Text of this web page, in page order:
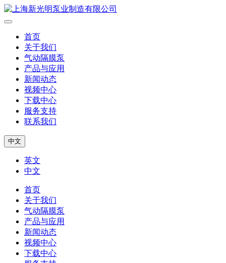
首页
关于我们
气动隔膜泵
产品与应用
新闻动态
视频中心
下载中心
服务支持
联系我们
中文
英文
中文
首页
关于我们
气动隔膜泵
产品与应用
新闻动态
视频中心
下载中心